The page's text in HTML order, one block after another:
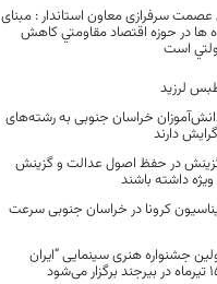
عصمت سرفرازی معاون استاندار : مبنای
ها در حوزه اقتصاد مقاومتي کاهش
است
لرزید
دانش‌آموزان خراسان جنوبی به رشته‌های
دارند
در حفظ اصول عدالت و گزینش
داشته باشند
کرونا در خراسان جنوبی سرعت
جشنواره هنری سینمایی “ایران